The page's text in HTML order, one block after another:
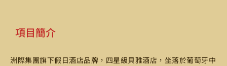
項目簡介
洲際集團旗下假日酒店品牌，四星級貝雅酒店，坐落於葡萄牙中